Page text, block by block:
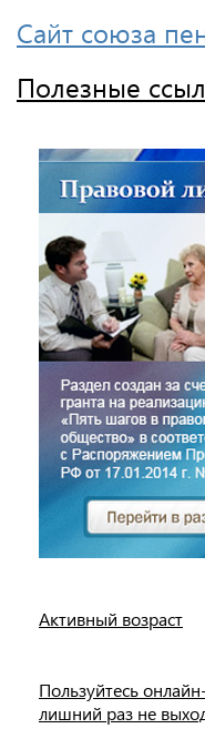
Сайт союза
Полезные
Активный возраст
Пользуйтесь
лишний раз не